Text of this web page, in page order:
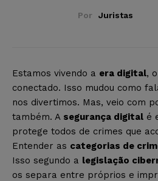
Por Juristas
Estamos vivendo a era digital,
conectado. Isso mudou como
nos divertimos. Mas, veio com
também. A segurança digital é
protege todos de crimes que
Entender as categorias de
Isso segundo a legislação
os separa entre próprios e